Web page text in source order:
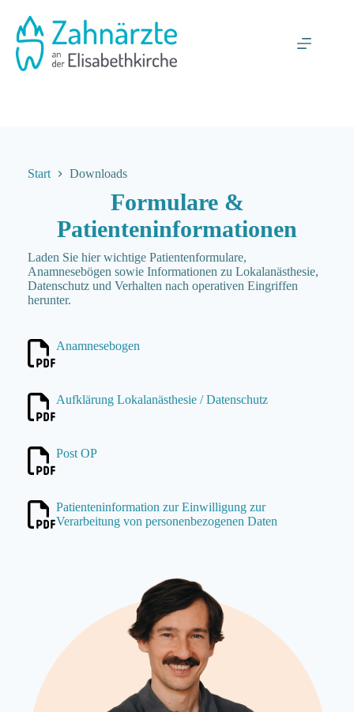
Inhalt
springen
Start Downloads
Formulare &
Patienten­informationen
Laden Sie hier wichtige Patientenformulare,
Anamnesebögen sowie Informationen zu Lokalanästhesie,
Datenschutz und Verhalten nach operativen Eingriffen
herunter.
Anamnese­bogen
Aufklärung Lokal­­anästhesie / Datenschutz
Post OP
Patienten­information zur Einwilligung zur
Verarbeitung von personen­bezogenen Daten